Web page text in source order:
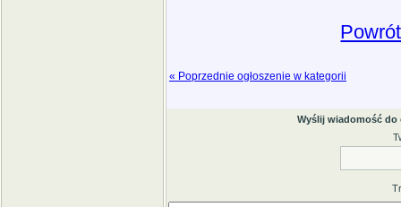
« Poprzednie ogłoszenie w kategorii
Wyślij wiadomość